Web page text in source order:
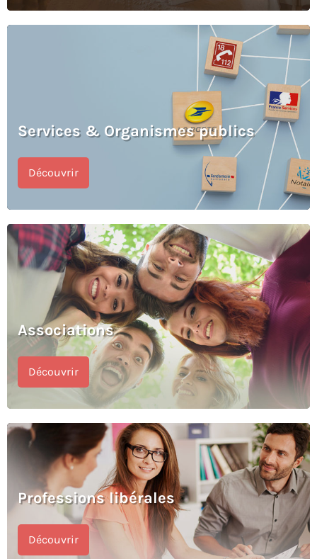
Services & Organismes publics
Découvrir
Associations
Découvrir
Professions libérales
Découvrir